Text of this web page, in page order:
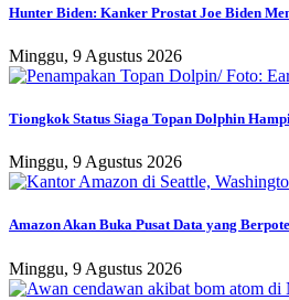
Hunter Biden: Kanker Prostat Joe Biden
Minggu, 9 Agustus 2026
Tiongkok Status Siaga Topan Dolphin
Minggu, 9 Agustus 2026
Amazon Akan Buka Pusat Data yang
Minggu, 9 Agustus 2026